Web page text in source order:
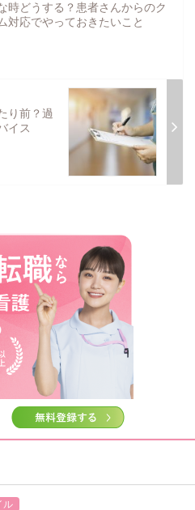
時どうする？患者さんからのク
対応でやっておきたいこと
り前？過
イス
ル